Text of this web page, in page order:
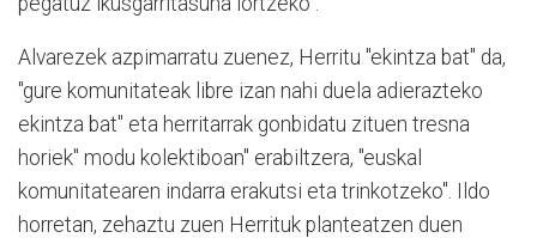
Alvarezek azpimarratu zuenez, Herritu "ekintza bat" da,
"gure komunitateak libre izan nahi duela adierazteko
ekintza bat" eta herritarrak gonbidatu zituen tresna
horiek" modu kolektiboan" erabiltzera, "euskal
komunitatearen indarra erakutsi eta trinkotzeko". Ildo
horretan, zehaztu zuen Herrituk planteatzen duen